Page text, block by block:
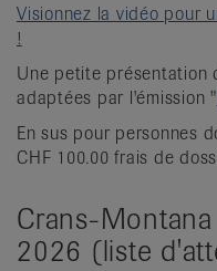
Visionnez la vidéo pour
!
Une petite présentation
adaptées par l'émission "
En sus pour personnes
CHF 100.00 frais de
Crans-
2026 (liste